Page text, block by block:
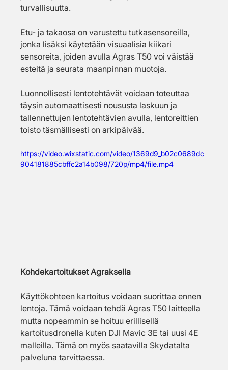
turvallisuutta.
Etu- ja takaosa on varustettu tutkasensoreilla,
jonka lisäksi käytetään visuaalisia kiikari
sensoreita, joiden avulla Agras T50 voi väistää
esteitä ja seurata maanpinnan muotoja.
Luonnollisesti lentotehtävät voidaan toteuttaa
täysin automaattisesti noususta laskuun ja
tallennettujen lentotehtävien avulla, lentoreittien
toisto täsmällisesti on arkipäivää.
https://video.wixstatic.com/video/1369d9_b02c0689dc
904181885cbffc2a14b098/720p/mp4/file.mp4
Kohdekartoitukset Agraksella
Käyttökohteen kartoitus voidaan suorittaa ennen
lentoja. Tämä voidaan tehdä Agras T50 laitteella
mutta nopeammin se hoituu erillisellä
kartoitusdronella kuten DJI Mavic 3E tai uusi 4E
malleilla. Tämä on myös saatavilla Skydatalta
palveluna tarvittaessa.